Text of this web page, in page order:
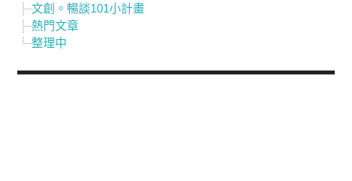
文創。暢談101小計畫
熱門文章
整理中